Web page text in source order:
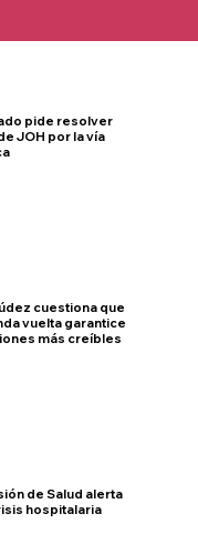
pide resolver
JOH por la vía
cuestiona que
vuelta garantice
más creíbles
de Salud alerta
hospitalaria